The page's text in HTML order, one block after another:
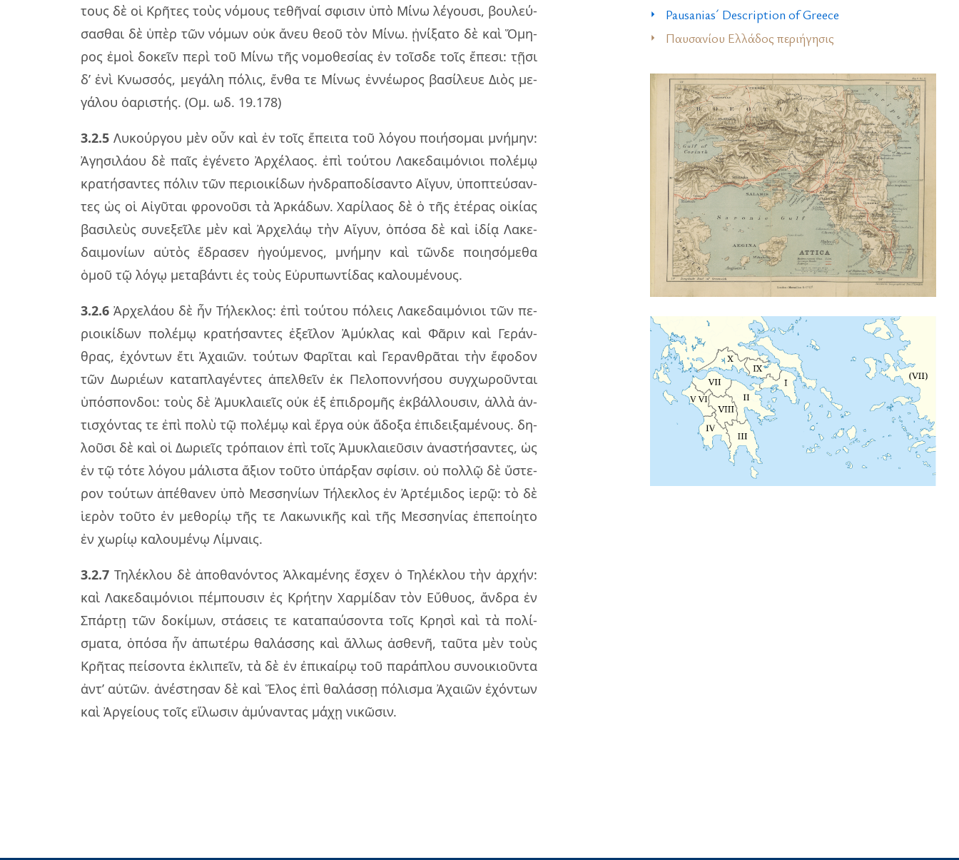
τους δὲ οἱ Κρῆ­τες τοὺς νό­μους τε­θῆ­ναί σφι­σιν ὑπὸ Μίνω λέ­γου­σι, βου­λεύ­
σα­σθαι δὲ ὑπὲρ τῶν νό­μων οὐκ ἄνευ θεοῦ τὸν Μίνω. ᾐνί­ξα­το δὲ καὶ Ὅμη­
ρος ἐμοὶ δο­κεῖν περὶ τοῦ Μίνω τῆς νο­μο­θε­σί­ας ἐν τοῖσ­δε τοῖς ἔπε­σι: τῇσι
δ’ ἐνὶ Κνωσ­σός, με­γά­λη πό­λις, ἔνθα τε Μίνως ἐν­νέ­ω­ρος βα­σί­λευε Διὸς με­
γά­λου ὀα­ρι­στής. (Ομ. ωδ. 19.178)
3.2.5 Λυκούρ­γου μὲν οὖν καὶ ἐν τοῖς ἔπει­τα τοῦ λό­γου ποι­ή­σο­μαι μνή­μην:
Ἀγη­σι­λά­ου δὲ παῖς ἐγέ­νε­το Ἀρχέ­λα­ος. ἐπὶ τού­του Λακε­δαι­μό­νιοι πο­λέ­μῳ
κρα­τή­σαν­τες πό­λιν τῶν πε­ριοι­κί­δων ἠν­δρα­πο­δί­σαν­το Αἴγυν, ὑπο­πτεύ­σαν­
τες ὡς οἱ Αἰγῦ­ται φρο­νοῦ­σι τὰ Ἀρκά­δων. Χαρί­λα­ος δὲ ὁ τῆς ἑτέ­ρας οἰ­κί­ας
βα­σι­λεὺς συ­νε­ξεῖ­λε μὲν καὶ Ἀρχε­λάῳ τὴν Αἴγυν, ὁπό­σα δὲ καὶ ἰδίᾳ Λακε­
δαι­μο­νί­ων αὐ­τὸς ἔδρα­σεν ἡγού­με­νος, μνή­μην καὶ τῶν­δε ποι­η­σό­με­θα
ὁμοῦ τῷ λόγῳ με­τα­βάν­τι ἐς τοὺς Εὐρυ­πων­τί­δας κα­λου­μέ­νους.
3.2.6 Ἀρχε­λά­ου δὲ ἦν Τήλε­κλος: ἐπὶ τού­του πό­λεις Λακε­δαι­μό­νιοι τῶν πε­
ριοι­κί­δων πο­λέ­μῳ κρα­τή­σαν­τες ἐξεῖ­λον Ἀμύ­κλας καὶ Φᾶριν καὶ Γεράν­
θρας, ἐχόν­των ἔτι Ἀχαιῶν. τού­των Φαρῖ­ται καὶ Γεραν­θρᾶ­ται τὴν ἔφο­δον
τῶν Δωριέ­ων κα­τα­πλα­γέν­τες ἀπελ­θεῖν ἐκ Πελο­πον­νή­σου συγ­χω­ροῦν­ται
ὑπό­σπον­δοι: τοὺς δὲ Ἀμυ­κλαιεῖς οὐκ ἐξ ἐπι­δρο­μῆς ἐκ­βάλ­λου­σιν, ἀλλὰ ἀν­
τι­σχόν­τας τε ἐπὶ πολὺ τῷ πο­λέ­μῳ καὶ ἔργα οὐκ ἄδο­ξα ἐπι­δει­ξα­μέ­νους. δη­
λοῦ­σι δὲ καὶ οἱ Δωριεῖς τρό­παιον ἐπὶ τοῖς Ἀμυ­κλαιεῦ­σιν ἀνα­στή­σαν­τες, ὡς
ἐν τῷ τότε λό­γου μά­λι­στα ἄξιον τοῦ­το ὑπάρ­ξαν σφί­σιν. οὐ πολ­λῷ δὲ ὕστε­
ρον τού­των ἀπέ­θα­νεν ὑπὸ Μεσ­ση­νί­ων Τήλε­κλος ἐν Ἀρτέ­μι­δος ἱερῷ: τὸ δὲ
ἱε­ρὸν τοῦ­το ἐν με­θο­ρίῳ τῆς τε Λακω­νι­κῆς καὶ τῆς Μεσ­ση­νί­ας ἐπε­ποί­η­το
ἐν χω­ρίῳ κα­λου­μέ­νῳ Λίμναις.
3.2.7 Τηλέ­κλου δὲ ἀπο­θα­νόν­τος Ἀλκα­μέ­νης ἔσχεν ὁ Τηλέ­κλου τὴν ἀρ­χήν:
καὶ Λακε­δαι­μό­νιοι πέμ­που­σιν ἐς Κρή­την Χαρ­μί­δαν τὸν Εὔθυος, ἄν­δρα ἐν
Σπάρ­τῃ τῶν δο­κί­μων, στά­σεις τε κα­τα­παύ­σον­τα τοῖς Κρησὶ καὶ τὰ πο­λί­
σμα­τα, ὁπό­σα ἦν ἀπω­τέ­ρω θα­λάσ­σης καὶ ἄλ­λως ἀσθε­νῆ, ταῦ­τα μὲν τοὺς
Κρῆ­τας πεί­σον­τα ἐκλι­πεῖν, τὰ δὲ ἐν ἐπι­καί­ρῳ τοῦ πα­ρά­πλου συ­νοι­κιοῦν­τα
ἀντ’ αὐ­τῶν. ἀνέ­στη­σαν δὲ καὶ Ἕλος ἐπὶ θα­λάσ­σῃ πό­λι­σμα Ἀχαιῶν ἐχόν­των
καὶ Ἀργεί­ους τοῖς εἵ­λω­σιν ἀμύ­ναν­τας μάχῃ νι­κῶ­σιν.
Pausanias´ Description of Greece
Παυσανίου Ελλάδος περιήγησις